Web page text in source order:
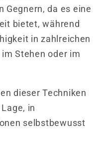
Gegnern, da es eine
bietet, während
in zahlreichen
Stehen oder im
dieser Techniken
in
selbstbewusst